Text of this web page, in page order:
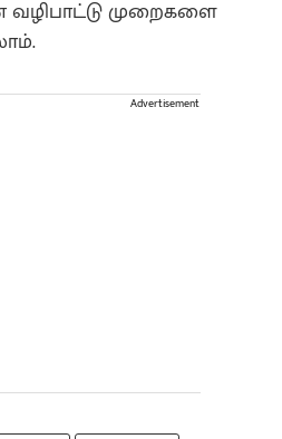
வழிபாட்டு முறைகளை
Advertisement